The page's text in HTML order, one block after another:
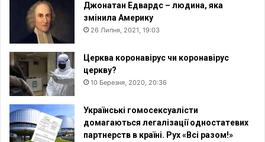
Джонатан Едвардс – людина, яка
змінила Америку
26 Липня, 2021, 19:03
Церква коронавірус чи коронавірус
церкву?
10 Березня, 2020, 20:36
Українські гомосексуалісти
домагаються легалізації одностатевих
партнерств в країні. Рух «Всі разом!»